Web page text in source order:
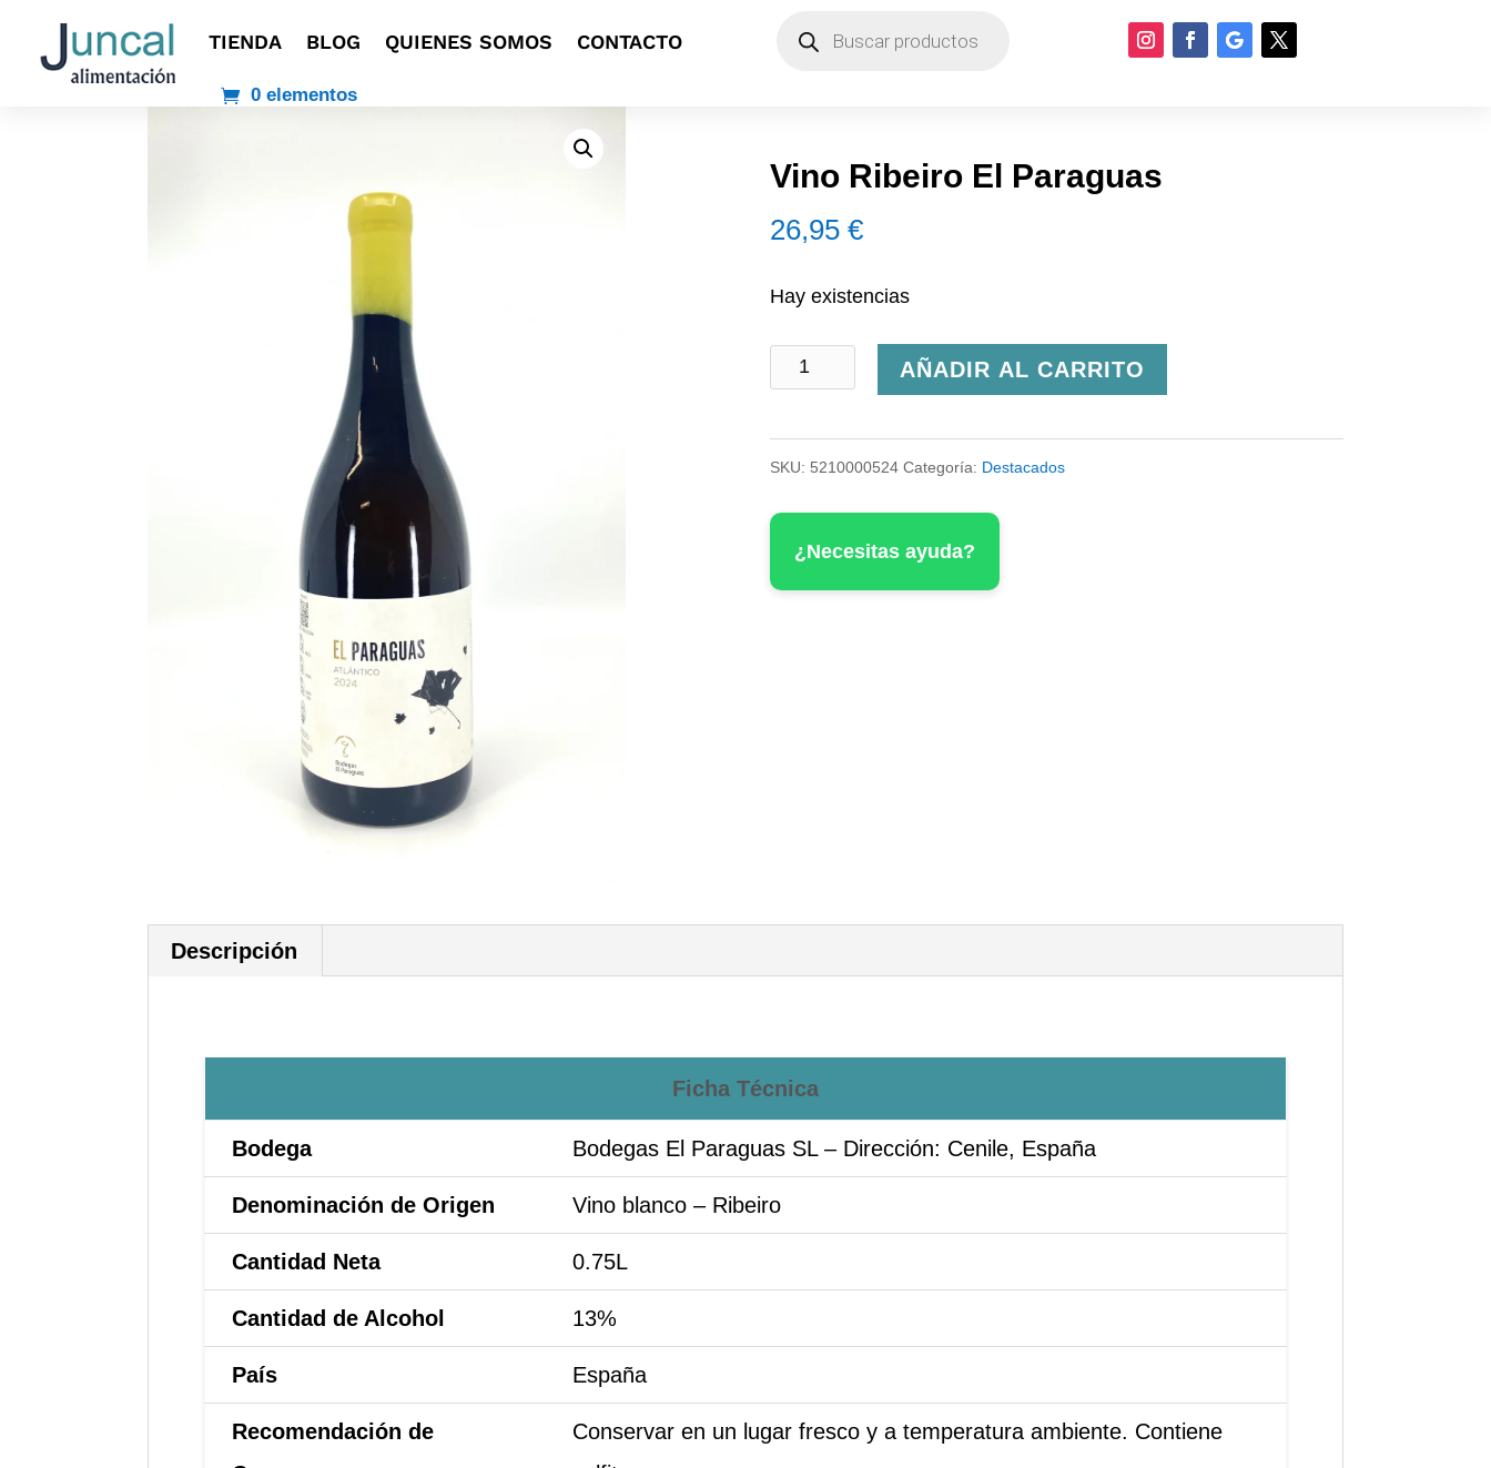
TIENDA BLOG QUIENES SOMOS CONTACTO
0 elementos
de
Vino Ribeiro El Paraguas
26,95 €
Hay existencias
Vino
AÑADIR AL CARRITO
SKU: 5210000524 Categoría: Destacados
¿Necesitas ayuda?
Descripción
Ficha Técnica
Bodega Bodegas El Paraguas SL – Dirección: Cenile, España
Denominación de Origen Vino blanco – Ribeiro
Cantidad Neta 0.75L
Cantidad de Alcohol 13%
País España
Recomendación de
Conservar en un lugar fresco y a temperatura ambiente. Contiene